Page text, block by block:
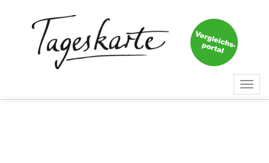
Keine Nachricht mehr
verpassen!